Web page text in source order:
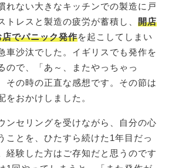
れない大きなキッチンでの製造に戸
トレスと製造の疲労が蓄積し、開店
店でパニック発作を起こしてしまい
車沙汰でした。イギリスでも発作を
ので、「あ～、またやっちゃっ
その時の正直な感想です。その節は
をおかけしました。
ンセリングを受けながら、自分の心
ことを、ひたすら続けた1年目だっ
経験した方はご存知だと思うのです